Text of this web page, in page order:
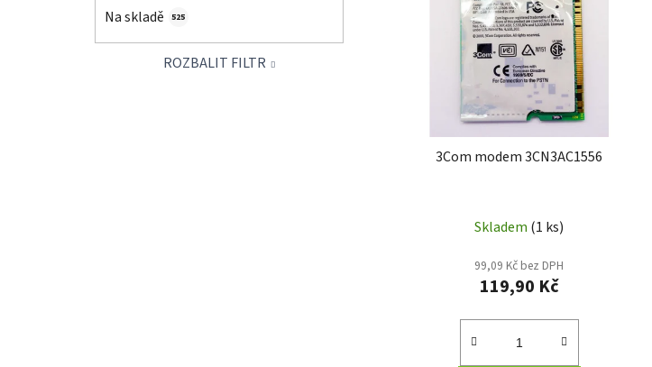
Na skladě 525
ROZBALIT FILTR
3Com modem 3CN3AC1556
Skladem (1 ks)
99,09 Kč bez DPH
119,90 Kč